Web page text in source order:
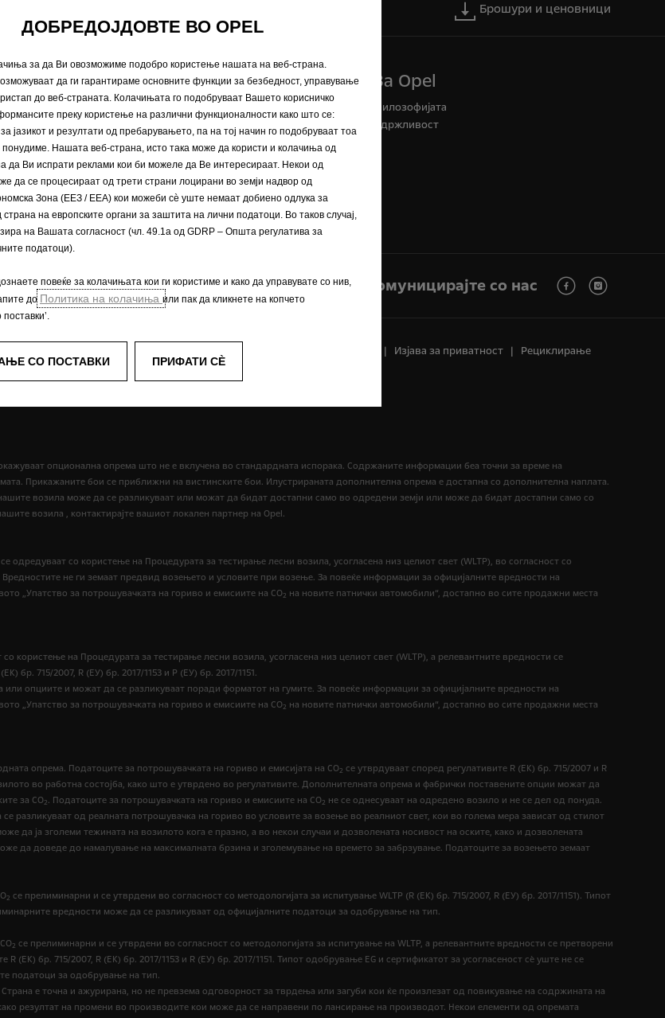
Брошури и ценовници
возила Повеќе за Opel
Opel Connect
Инфозабава
Concept cars
Opel класици
Opel lifestyle shop
Едноставно електрична
Opel Experimental
3a Opel
Филозофијата
Одржливост
Комуницирајте со нас
права Изјава за приватност
Рециклирање
информации Согласност за колачиња
опционална опрема што не е вклучена во стандардната испорака. Содржаните информации беа точни за време на
Прикажаните бои се приближни на вистинските бои. Илустрираната дополнителна опрема е достапна со дополнителна наплата.
возила може да се разликуваат или можат да бидат достапни само во одредени земји или може да бидат достапни само со
возила , контактирајте вашиот локален партнер на Opel.
се одредуваат со користење на Процедурата за тестирање лесни возила, усогласена низ целиот свет (WLTP), во согласност со
Вредностите не ги земаат предвид возењето и условите при возење. За повеќе информации за официјалните вредности на
„Упатство за потрошувачката на гориво и емисиите на CO2 на новите патнички автомобили“, достапно во сите продажни места
со користење на Процедурата за тестирање лесни возила, усогласена низ целиот свет (WLTP), а релевантните вредности се
бр. 715/2007, R (ЕУ) бр. 2017/1153 и Р (ЕУ) бр. 2017/1151.
опциите и можат да се разликуваат поради форматот на гумите. За повеќе информации за официјалните вредности на
„Упатство за потрошувачката на гориво и емисиите на CO2 на новите патнички автомобили“, достапно во сите продажни места
опрема. Податоците за потрошувачката на гориво и емисијата на СО2 се утврдуваат според регулативите R (ЕК) бр. 715/2007 и R
во работна состојба, како што е утврдено во регулативите. Дополнителната опрема и фабрички поставените опции можат да
за CO2. Податоците за потрошувачката на гориво и емисиите на CO2 не се однесуваат на одредено возило и не се дел од понуда.
разликуваат од реалната потрошувачка на гориво во условите за возење во реалниот свет, кои во голема мера зависат од стилот
да ја зголеми тежината на возилото кога е празно, а во некои случаи и дозволената носивост на оските, како и дозволената
да доведе до намалување на максималната брзина и зголемување на времето за забрзување. Податоците за возењето земаат
2 се прелиминарни и се утврдени во согласност со методологијата за испитување WLTP (R (EК) бр. 715/2007, R (ЕУ) бр. 2017/1151). Типот
вредности може да се разликуваат од официјалните податоци за одобрување на тип.
2 се прелиминарни и се утврдени во согласност со методологијата за испитување на WLTP, а релевантните вредности се претворени
(EК) бр. 715/2007, R (ЕК) бр. 2017/1153 и R (ЕУ) бр. 2017/1151. Типот одобрување EG и сертификатот за усогласеност сѐ уште не се
податоци за одобрување на тип.
е точна и ажурирана, но не превзема одговорност за тврдења или загуби кои ќе произлезат од повикување на содржината на
резултат на промени во производите кои може да се направени по лансирање на производот. Некои елементи од опремата
ДОБРЕДОЈДОВТЕ ВО OPEL
за да Ви овозможиме подобро користење нашата на веб-страна.
да ги гарантираме основните функции за безбедност, управување
до веб-страната. Колачињата го подобруваат Вашето корисничко
преку користење на различни функционалности како што се:
јазикот и резултати од пребарувањето, па на тој начин го подобруваат тоа
Нашата веб-страна, исто така може да користи и колачиња од
да Ви испрати реклами кои би можеле да Ве интересираат. Некои од
да се процесираат од трети страни лоцирани во земји надвор од
Зона (ЕЕЗ / EEA) кои можеби сѐ уште немаат добиено одлука за
страна на европските органи за заштита на лични податоци. Во таков случај,
на Вашата согласност (чл. 49.1а од GDRP – Општа регулатива за
податоци).
повеќе за колачињата кои ги користиме и како да управувате со нив,
до Политика на колачиња или пак да кликнете на копчето
СО ПОСТАВКИ ПРИФАТИ СÈ